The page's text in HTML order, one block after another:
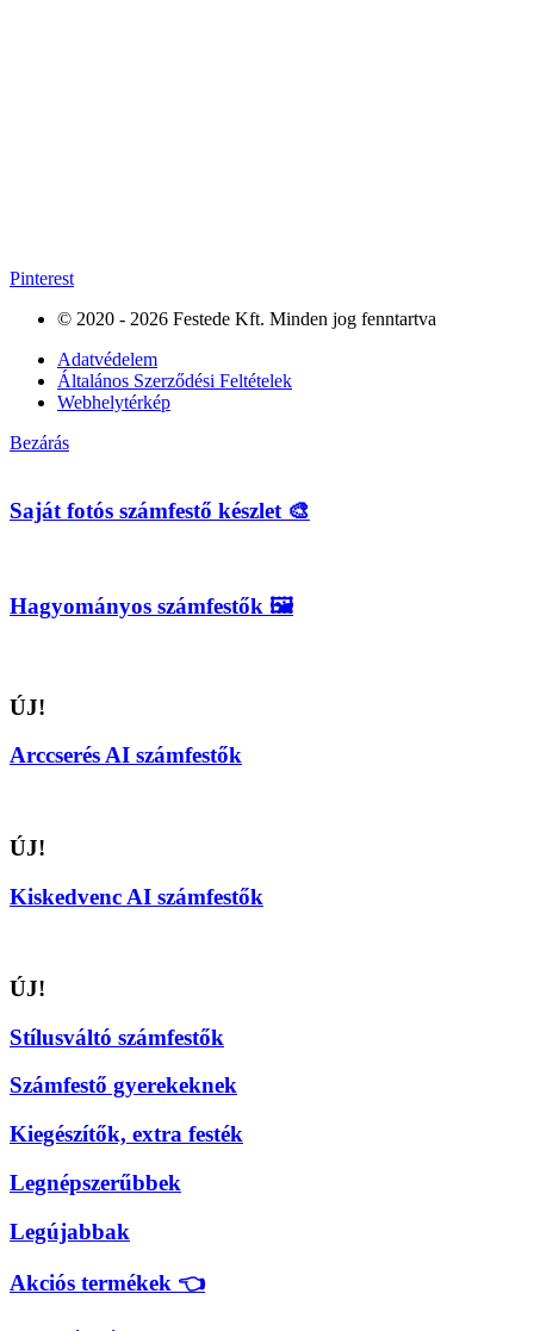
Pinterest
© 2020 - 2026 Festede Kft. Minden jog fenntartva
Adatvédelem
Általános Szerződési Feltételek
Webhelytérkép
Bezárás
Saját fotós számfestő készlet 🎨
Hagyományos számfestők 🖼️
ÚJ!
Arccserés AI számfestők
ÚJ!
Kiskedvenc AI számfestők
ÚJ!
Stílusváltó számfestők
Számfestő gyerekeknek
Kiegészítők, extra festék
Legnépszerűbbek
Legújabbak
Akciós termékek 👈